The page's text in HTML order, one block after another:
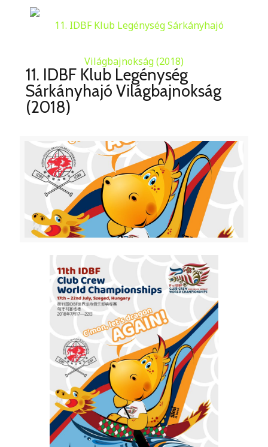
11. IDBF Klub Legénység
Sárkányhajó Világbajnokság
(2018)